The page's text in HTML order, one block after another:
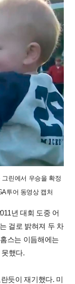
린에서 우승을 확정
투어 동영상 캡처
년 대회 도중 어
걸로 밝혀져 두 차
스는 이듬해에는
했다.
듯이 재기했다. 미